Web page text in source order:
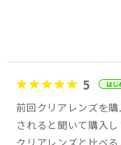
5
前回クリアレンズを
されると聞いて購入し